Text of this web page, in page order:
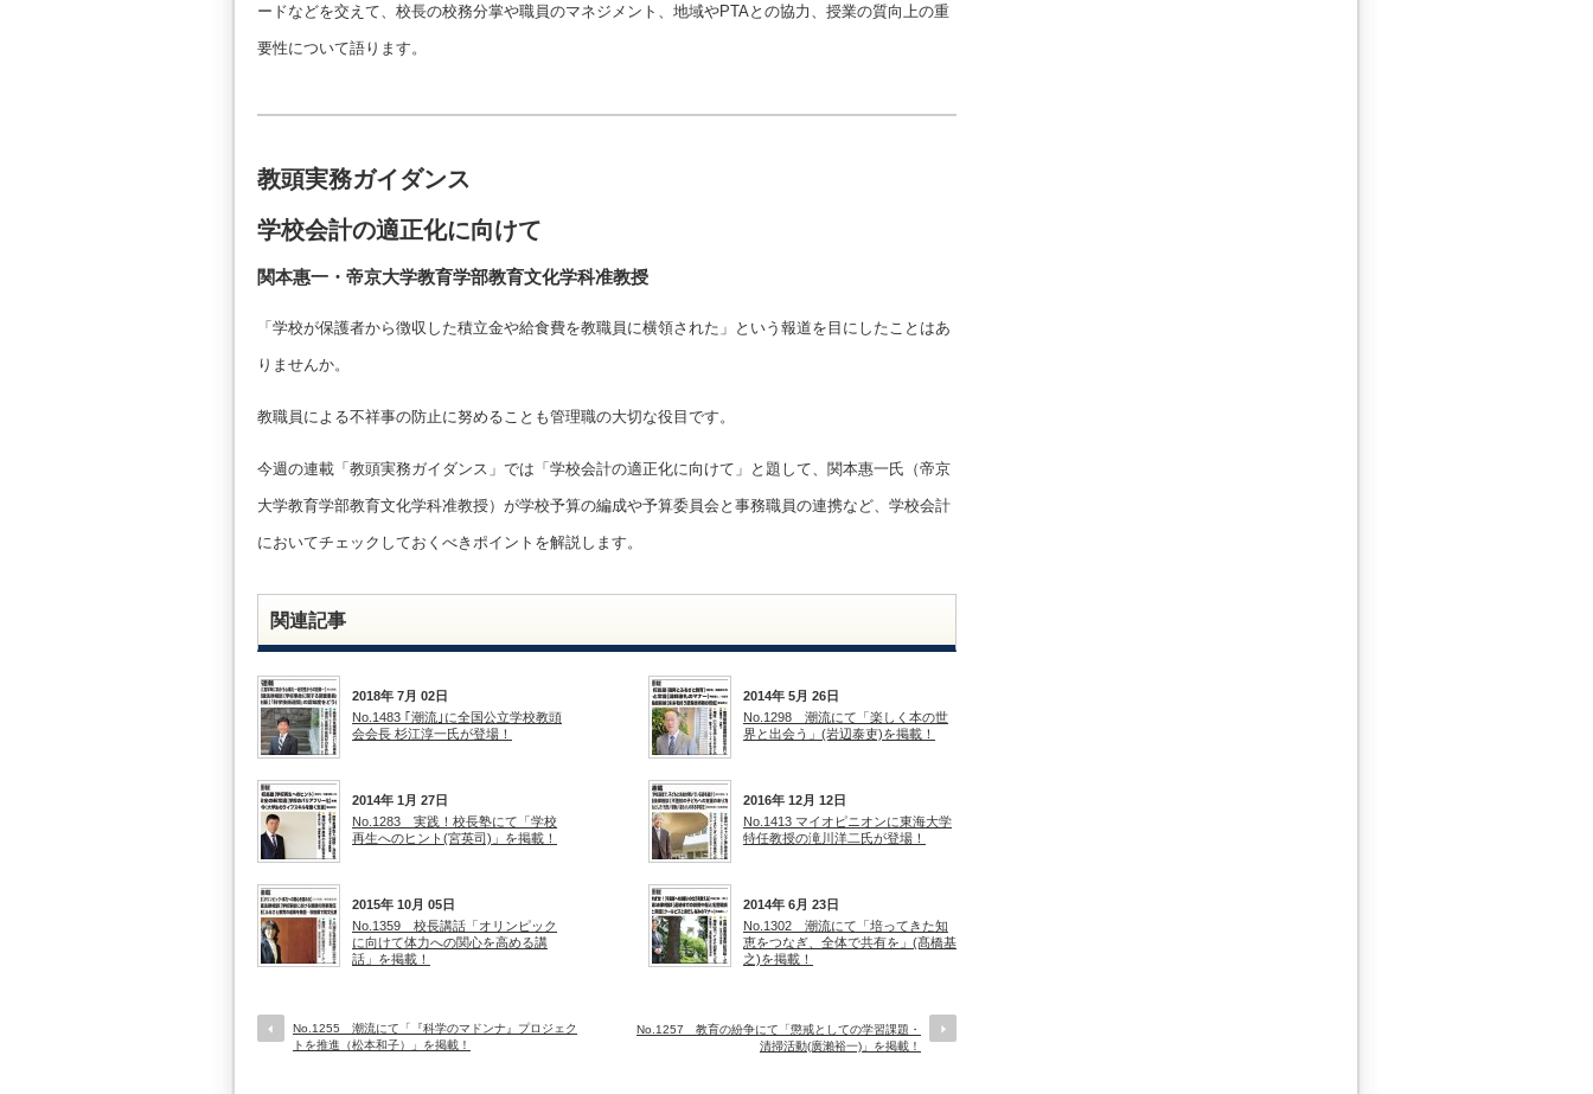
ードなどを交えて、校長の校務分掌や職員のマネジメント、地域やPTAとの協力、授業の質向上の重
要性について語ります。
教頭実務ガイダンス
学校会計の適正化に向けて
関本惠一・帝京大学教育学部教育文化学科准教授
「学校が保護者から徴収した積立金や給食費を教職員に横領された」という報道を目にしたことはあ
りませんか。
教職員による不祥事の防止に努めることも管理職の大切な役目です。
今週の連載「教頭実務ガイダンス」では「学校会計の適正化に向けて」と題して、関本惠一氏（帝京
大学教育学部教育文化学科准教授）が学校予算の編成や予算委員会と事務職員の連携など、学校会計
においてチェックしておくべきポイントを解説します。
関連記事
2018年 7月 02日
No.1483 ｢潮流｣に全国公立学校教頭
会会長 杉江淳一氏が登場！
2014年 5月 26日
No.1298 潮流にて「楽しく本の世
界と出会う」(岩辺泰吏)を掲載！
2014年 1月 27日
No.1283 実践！校長塾にて「学校
再生へのヒント(宮英司)」を掲載！
2016年 12月 12日
No.1413 マイオピニオンに東海大学
特任教授の滝川洋二氏が登場！
2015年 10月 05日
No.1359 校長講話「オリンピック
に向けて体力への関心を高める講
話」を掲載！
2014年 6月 23日
No.1302 潮流にて「培ってきた知
恵をつなぎ、全体で共有を」(髙橋基
之)を掲載！
No.1255 潮流にて「『科学のマドンナ』プロジェク
トを推進（松本和子）」を掲載！
No.1257 教育の紛争にて「懲戒としての学習課題・
清掃活動(廣瀨裕一)」を掲載！